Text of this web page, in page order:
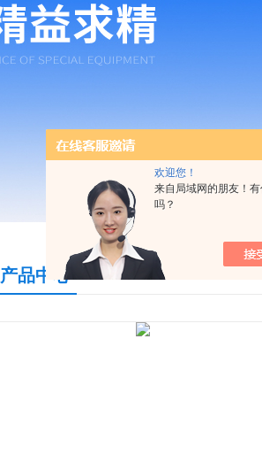
欢迎您！
来自局域网的朋友！
吗？
产品中心